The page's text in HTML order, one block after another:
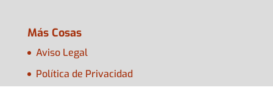
Más Cosas
Aviso Legal
Política de Privacidad